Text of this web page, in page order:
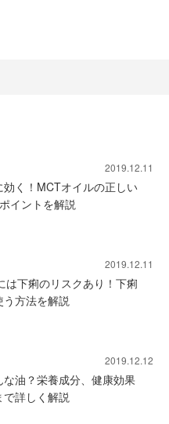
2019.12.11
効く！MCTオイルの正しい
イントを解説
2019.12.11
は下痢のリスクあり！下痢
方法を解説
2019.12.12
な油？栄養成分、健康効果
詳しく解説